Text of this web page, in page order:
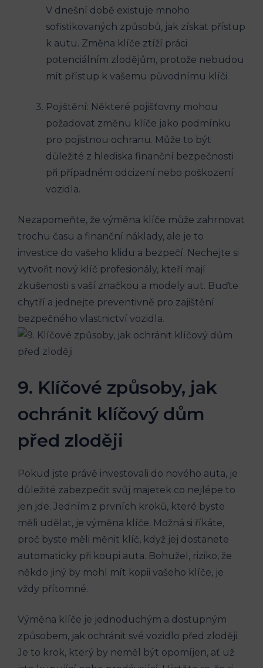
V dnešní ⁣době existuje mnoho
sofistikovaných způsobů,‌ jak získat⁣ přístup
k autu. Změna klíče ztíží práci
⁤potenciálním zlodějům, protože​ nebudou
mít‍ přístup k vašemu původnímu klíči.
Pojištění: Některé pojišťovny mohou
požadovat změnu klíče ⁤jako podmínku
pro ​pojistnou ochranu. Může to ⁣být
důležité z hlediska finanční bezpečnosti‌
při případném ‌odcizení nebo poškození
⁣vozidla.
Nezapomeňte, že výměna klíče může zahrnovat​
trochu času a finanční náklady, ale je to
investice do vašeho ⁤klidu‌ a bezpečí. Nechejte si
vytvořit nový klíč profesionály, kteří‌ mají
zkušenosti s ‌vaší⁤ značkou a modely ​aut. Buďte
chytří​ a jednejte ​preventivně pro ⁣zajištění
bezpečného vlastnictví vozidla.
9. Klíčové způsoby, jak​
ochránit‌ klíčový ​dům
před‍ zloději
Pokud jste právě investovali do nového auta, je
důležité zabezpečit ⁣svůj ⁣majetek co nejlépe‌ to
jen jde. Jedním z prvních kroků, ⁢které byste
měli udělat,​ je výměna⁢ klíče. Možná⁤ si říkáte,
proč byste měli​ měnit‍ klíč, ⁤když jej dostanete
automaticky při koupi auta. Bohužel, riziko,‍ že
někdo​ jiný⁢ by mohl mít kopii vašeho klíče, ‌je
vždy přítomné.
Výměna klíče je⁤ jednoduchým a dostupným
způsobem, ⁢jak⁣ ochránit⁣ své vozidlo před zloději.
Je to krok, který​ by‍ neměl být opomíjen, ať ​už